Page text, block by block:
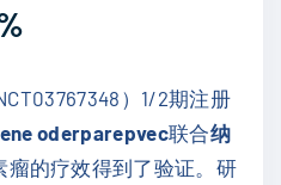
）1/2期注册
oderparepvec联合纳
瘤的疗效得到了验证。研